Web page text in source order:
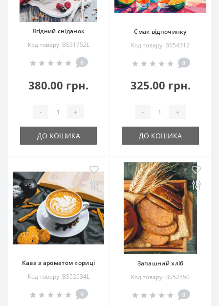
Ягідний сніданок
Код товару: BS51752L
0
380.00 грн.
- +
ДО КОШИКА
Смак відпочинку
Код товару: BS54312
0
325.00 грн.
- +
ДО КОШИКА
Кава з ароматом кориці
Код товару: BS52634L
0
Запашний хліб
Код товару: BS52550
0